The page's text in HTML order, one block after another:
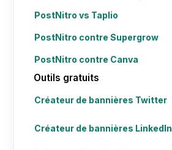
PostNitro vs Taplio
PostNitro contre Supergrow
PostNitro contre Canva
Outils gratuits
Créateur de bannières Twitter
Créateur de bannières LinkedIn